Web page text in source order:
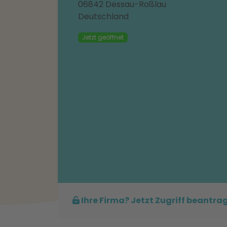
06842 Dessau-Roßlau
Deutschland
Jetzt geöffnet
Ihre Firma? Jetzt Zugriff